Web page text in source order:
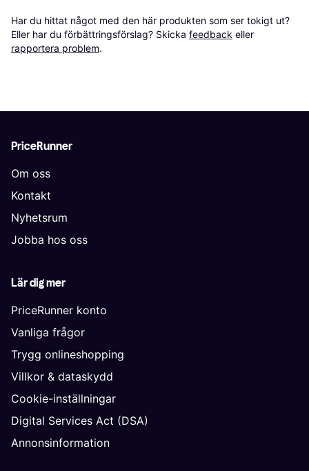
Har du hittat något med den här produkten som ser tokigt ut?
Eller har du förbättringsförslag? Skicka feedback eller
rapportera problem.
PriceRunner
Om oss
Kontakt
Nyhetsrum
Jobba hos oss
Lär dig mer
PriceRunner konto
Vanliga frågor
Trygg onlineshopping
Villkor & dataskydd
Cookie-inställningar
Digital Services Act (DSA)
Annonsinformation